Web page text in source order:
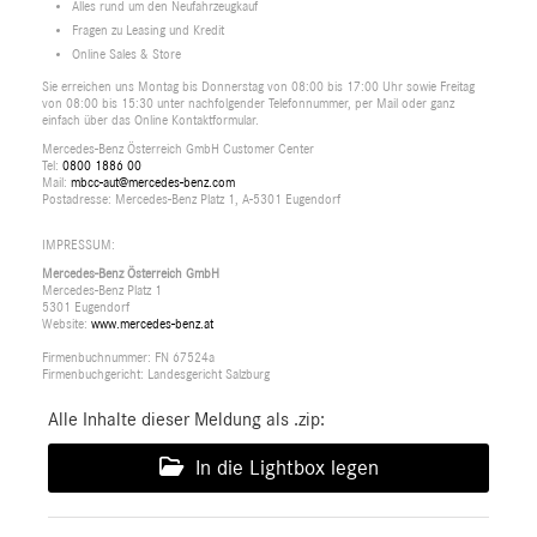
Alles rund um den Neufahrzeugkauf
Fragen zu Leasing und Kredit
Online Sales & Store
Sie erreichen uns Montag bis Donnerstag von 08:00 bis 17:00 Uhr sowie Freitag
von 08:00 bis 15:30 unter nachfolgender Telefonnummer, per Mail oder ganz
einfach über das Online Kontaktformular.
Mercedes-Benz Österreich GmbH Customer Center
Tel: 0800 1886 00
Mail: mbcc-aut@mercedes-benz.com
Postadresse: Mercedes-Benz Platz 1, A-5301 Eugendorf
IMPRESSUM:
Mercedes-Benz Österreich GmbH
Mercedes-Benz Platz 1
5301 Eugendorf
Website: www.mercedes-benz.at
Firmenbuchnummer: FN 67524a
Firmenbuchgericht: Landesgericht Salzburg
Alle Inhalte dieser Meldung als .zip:
In die Lightbox legen